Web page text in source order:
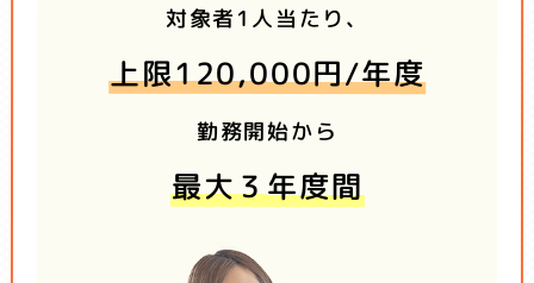
対象者1人当たり、
上限120,000円/年度
勤務開始から
最大３年度間